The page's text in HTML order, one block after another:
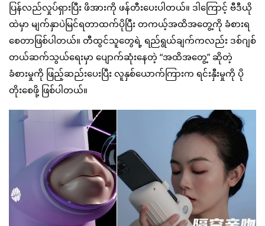
ပြန်လည်လှုပ်ရှားပြီး ဖိအားကို ဖန်တီးပေးပါတယ်။ ဒါကြောင့် ဗီဒီယို
ထဲမှာ မျက်နှာပဲမြင်ရတာထက်ပိုပြီး တကယ့်အထိအတွေ့ကို ခံစားရ
စေတာဖြစ်ပါတယ်။ တီထွင်သူတွေရဲ့ ရည်ရွယ်ချက်ကလည်း ဒစ်ဂျစ်
တယ်ဆက်သွယ်ရေးမှာ ပျောက်ဆုံးနေတဲ့ “အထိအတွေ့” ဆိုတဲ့
ခံစားမှုကို ဖြည့်ဆည်းပေးပြီး လူနှစ်ယောက်ကြားက ရင်းနှီးမှုကို ပို
တိုးစေဖို့ ဖြစ်ပါတယ်။